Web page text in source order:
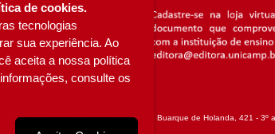
n° 49.607.336/0002-97 - Rua Sérgio Buarque de Holanda, 421 - 3º
de cookies.
tecnologias
sua experiência. Ao
aceita a nossa política
consulte os